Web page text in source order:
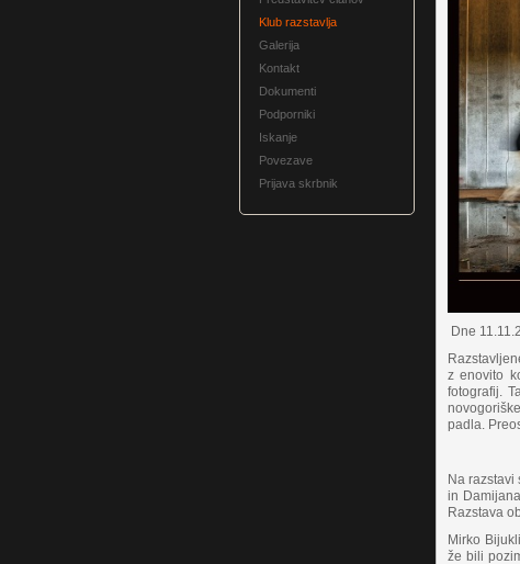
Klub razstavlja
Galerija
Kontakt
Dokumenti
Podporniki
Iskanje
Povezave
Prijava skrbnik
Dne
z enovito
fotografij.
padla.
Na
in
Razstava
Mirko
že bili